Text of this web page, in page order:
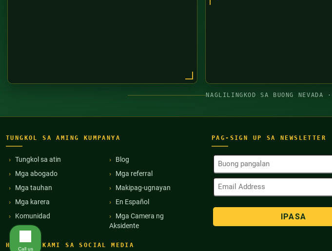
NAGLILINGKOD SA BUONG NEVADA ·
TUNGKOL SA AMING KUMPANYA
Tungkol sa atin
Mga abogado
Mga tauhan
Mga karera
Komunidad
Blog
Mga referral
Makipag-ugnayan
En Español
Mga Camera ng
Aksidente
HANAPIN KAMI SA SOCIAL MEDIA
PAG-SIGN UP SA NEWSLETTER
Buong
Pangalan
(Kinakailangan)
Email
Address
Call us